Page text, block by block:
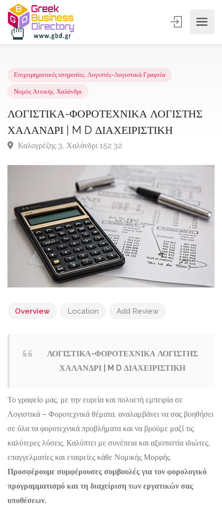
ΛΟΓΙΣΤΙΚΑ-ΦΟΡΟΤΕΧΝΙΚΑ ΛΟΓΙΣΤΗΣ
ΧΑΛΑΝΔΡΙ | M D ΔΙΑΧΕΙΡΙΣΤΙΚΗ
Overview Location Add Review
ΛΟΓΙΣΤΙΚΑ-ΦΟΡΟΤΕΧΝΙΚΑ ΛΟΓΙΣΤΗΣ
ΧΑΛΑΝΔΡΙ | M D ΔΙΑΧΕΙΡΙΣΤΙΚΗ
Το γραφείο μας, με την ευρεία και πολυετή εμπειρία σε
Λογιστικά – Φοροτεχνικά θέματα, αναλαμβάνει να σας βοηθήσει
σε όλα τα φοροτεχνικά προβλήματα και να βρούμε μαζί τις
καλύτερες λύσεις. Καλύπτει με συνέπεια και αξιοπιστία ιδιώτες,
επαγγελματίες και εταιρείες κάθε Νομικής Μορφής.
Προσφέρουμε συμφέρουσες συμβουλές για τον φορολογικό
προγραμματισμό και τη διαχείριση των εργατικών σας
υποθέσεων.